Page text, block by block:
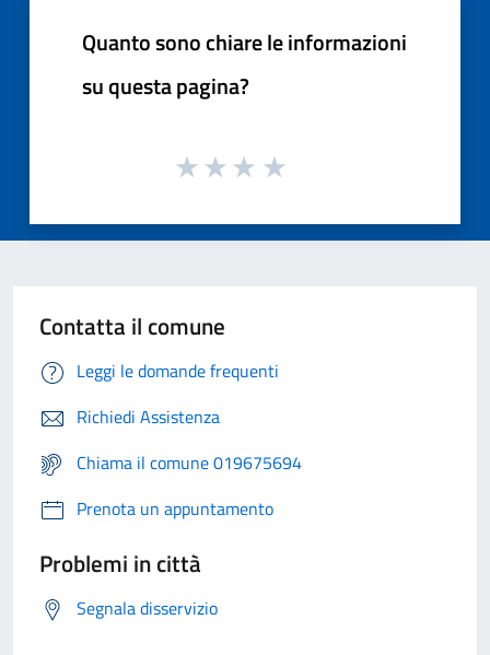
Quanto sono chiare le informazioni
su questa pagina?
Contatta il comune
Leggi le domande frequenti
Richiedi Assistenza
Chiama il comune 019675694
Prenota un appuntamento
Problemi in città
Segnala disservizio